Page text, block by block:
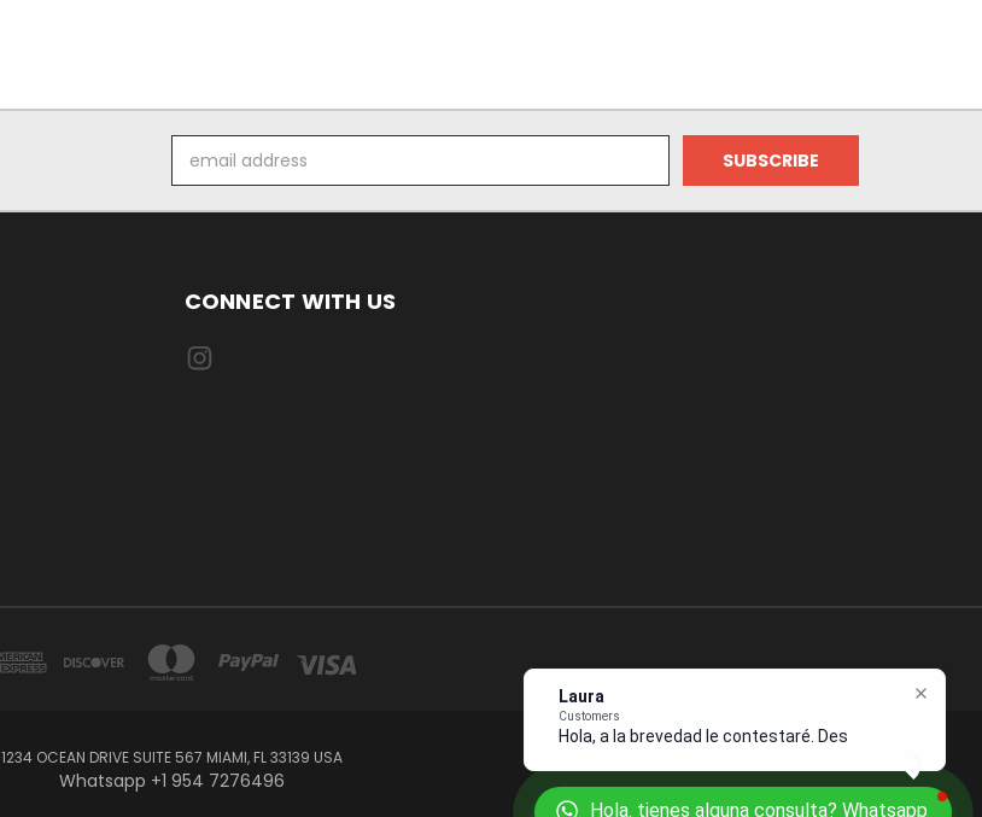
Address
CONNECT WITH US
1234 OCEAN DRIVE SUITE 567 MIAMI, FL 33139 USA
Whatsapp +1 954 7276496